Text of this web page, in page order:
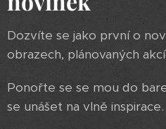
Dozvíte se jako první o
obrazech, plánovaných
Ponořte se se mou do
se unášet na vlně inspirace.